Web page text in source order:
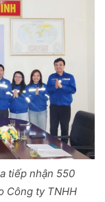
tiếp nhận 550
Công ty TNHH